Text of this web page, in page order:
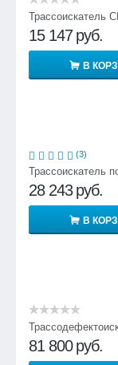
Трассоискатель
15 147 руб.
В
(3)
Трассоискатель
28 243 руб.
В
81 800 руб.